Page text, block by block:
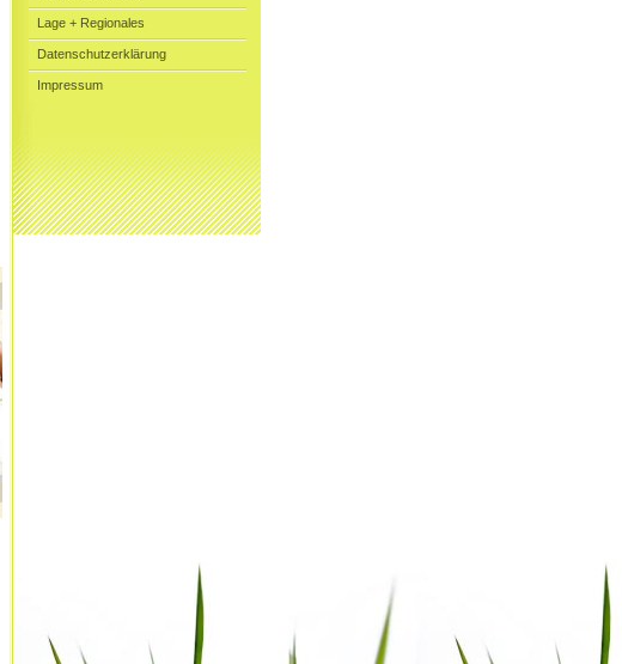
Lage + Regionales
Datenschutzerklärung
Impressum